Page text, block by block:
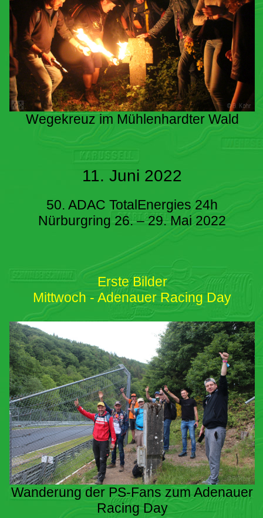
Wegekreuz im Mühlenhardter Wald
11. Juni 2022
50. ADAC TotalEnergies 24h
Nürburgring 26. – 29. Mai 2022
Erste Bilder
Mittwoch - Adenauer Racing Day
Wanderung der PS-Fans zum Adenauer
Racing Day